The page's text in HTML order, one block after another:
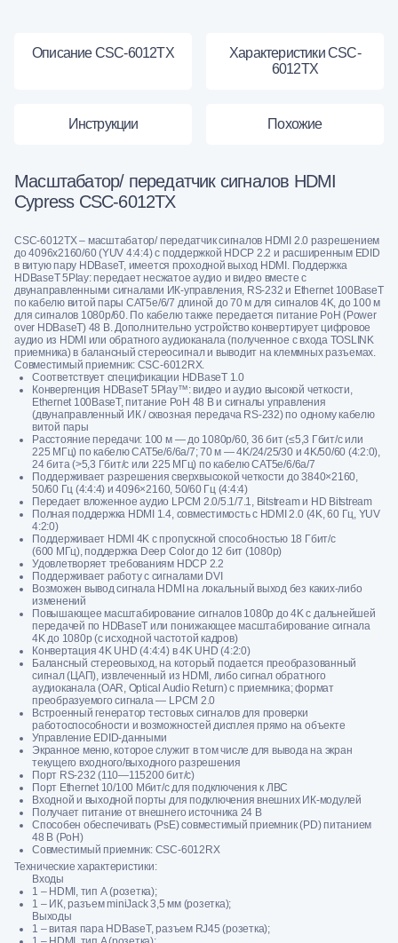
Описание CSC-6012TX
Характеристики CSC-
6012TX
Инструкции Похожие
Масштабатор/ передатчик сигналов HDMI
Cypress CSC-6012TX
CSC-6012TX – масштабатор/ передатчик сигналов HDMI 2.0 разрешением
до 4096x2160/60 (YUV 4:4:4) с поддержкой HDCP 2.2 и расширенным EDID
в витую пару HDBaseT, имеется проходной выход HDMI. Поддержка
HDBaseT 5Play: передает несжатое аудио и видео вместе с
двунаправленными сигналами ИК-управления, RS-232 и Ethernet 100BaseT
по кабелю витой пары CAT5е/6/7 длиной до 70 м для сигналов 4K, до 100 м
для сигналов 1080p/60. По кабелю также передается питание PoH (Power
over HDBaseT) 48 В. Дополнительно устройство конвертирует цифровое
аудио из HDMI или обратного аудиоканала (полученное с входа TOSLINK
приемника) в балансный стереосигнал и выводит на клеммных разъемах.
Совместимый приемник: CSC-6012RX.
Соответствует спецификации HDBaseT 1.0
Конвергенция HDBaseT 5Play™: видео и аудио высокой четкости,
Ethernet 100BaseT, питание PoH 48 В и сигналы управления
(двунаправленный ИК / сквозная передача RS-232) по одному кабелю
витой пары
Расстояние передачи: 100 м — до 1080p/60, 36 бит (≤5,3 Гбит/с или
225 МГц) по кабелю CAT5e/6/6a/7; 70 м — 4K/24/25/30 и 4K/50/60 (4:2:0),
24 бита (>5,3 Гбит/с или 225 МГц) по кабелю CAT5e/6/6a/7
Поддерживает разрешения сверхвысокой четкости до 3840×2160,
50/60 Гц (4:4:4) и 4096×2160, 50/60 Гц (4:4:4)
Передает вложенное аудио LPCM 2.0/5.1/7.1, Bitstream и HD Bitstream
Полная поддержка HDMI 1.4, совместимость с HDMI 2.0 (4K, 60 Гц, YUV
4:2:0)
Поддерживает HDMI 4K с пропускной способностью 18 Гбит/с
(600 МГц), поддержка Deep Color до 12 бит (1080p)
Удовлетворяет требованиям HDCP 2.2
Поддерживает работу с сигналами DVI
Возможен вывод сигнала HDMI на локальный выход без каких-либо
изменений
Повышающее масштабирование сигналов 1080p до 4K с дальнейшей
передачей по HDBaseT или понижающее масштабирование сигнала
4K до 1080p (с исходной частотой кадров)
Конвертация 4K UHD (4:4:4) в 4K UHD (4:2:0)
Балансный стереовыход, на который подается преобразованный
сигнал (ЦАП), извлеченный из HDMI, либо сигнал обратного
аудиоканала (OAR, Optical Audio Return) с приемника; формат
преобразуемого сигнала — LPCM 2.0
Встроенный генератор тестовых сигналов для проверки
работоспособности и возможностей дисплея прямо на объекте
Управление EDID-данными
Экранное меню, которое служит в том числе для вывода на экран
текущего входного/выходного разрешения
Порт RS-232 (110—115200 бит/с)
Порт Ethernet 10/100 Мбит/с для подключения к ЛВС
Входной и выходной порты для подключения внешних ИК-модулей
Получает питание от внешнего источника 24 В
Способен обеспечивать (PsE) совместимый приемник (PD) питанием
48 В (PoH)
Совместимый приемник: CSC-6012RX
Технические характеристики:
Входы
1 – HDMI, тип А (розетка);
1 – ИК, разъем miniJack 3,5 мм (розетка);
Выходы
1 – витая пара HDBaseT, разъем RJ45 (розетка);